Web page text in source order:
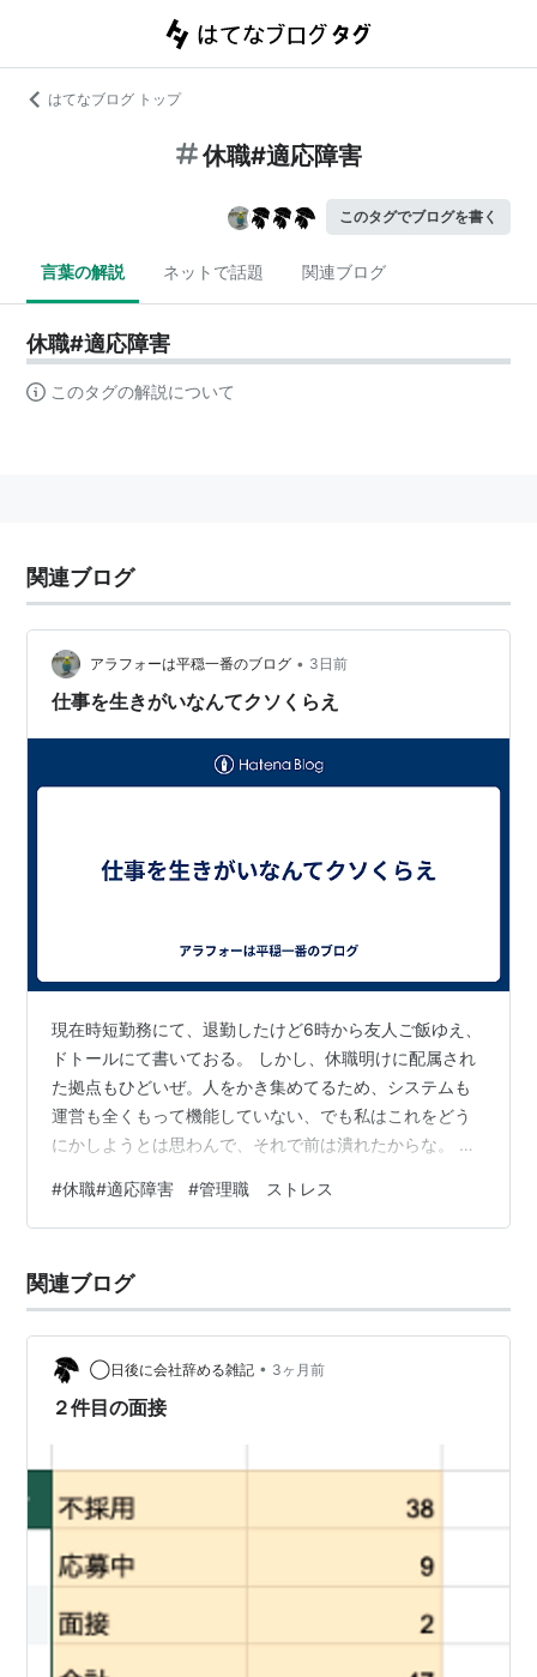
はてなブログ トップ
休職#適応障害
このタグでブログを書く
言葉の解説 ネットで話題 関連ブログ
休職#適応障害
このタグの解説について
関連ブログ
アラフォーは平穏一番のブログ • 3日前
仕事を生きがいなんてクソくらえ
現在時短勤務にて、退勤したけど6時から友人ご飯ゆえ、
ドトールにて書いておる。 しかし、休職明けに配属され
た拠点もひどいぜ。人をかき集めてるため、システムも
運営も全くもって機能していない、でも私はこれをどう
にかしようとは思わんで、それで前は潰れたからな。 そ
以外に三人休職して四人退職してっていう、もうねブラ
ック中のブラック。その原因は拠点長な。まじでなんも
も回してたの私やしな。 あれもやらなこれもやらな、本
社からの数字はどうなっとるん？なんでMTGせえへん
#休職#適応障害 #管理職 ストレス
関連ブログ
◯日後に会社辞める雑記 • 3ヶ月前
２件目の面接